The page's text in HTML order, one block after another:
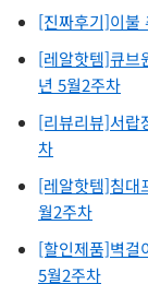
[진짜후기]이불
[레알핫템]큐브
년 5월2주차
[리뷰리뷰]서랍
차
[레알핫템]침대
월2주차
[할인제품]벽걸
5월2주차